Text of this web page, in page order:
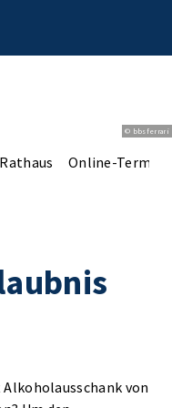
© bbsferrari
Online-
von